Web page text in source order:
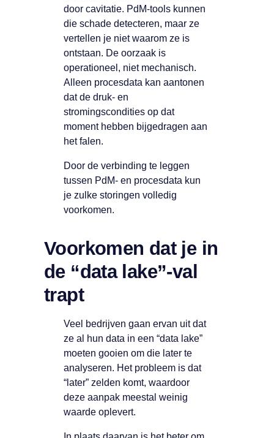
door cavitatie. PdM-tools kunnen
die schade detecteren, maar ze
vertellen je niet waarom ze is
ontstaan. De oorzaak is
operationeel, niet mechanisch.
Alleen procesdata kan aantonen
dat de druk- en
stromingscondities op dat
moment hebben bijgedragen aan
het falen.
Door de verbinding te leggen
tussen PdM- en procesdata kun
je zulke storingen volledig
voorkomen.
Voorkomen dat je in
de “data lake”-val
trapt
Veel bedrijven gaan ervan uit dat
ze al hun data in een “data lake”
moeten gooien om die later te
analyseren. Het probleem is dat
“later” zelden komt, waardoor
deze aanpak meestal weinig
waarde oplevert.